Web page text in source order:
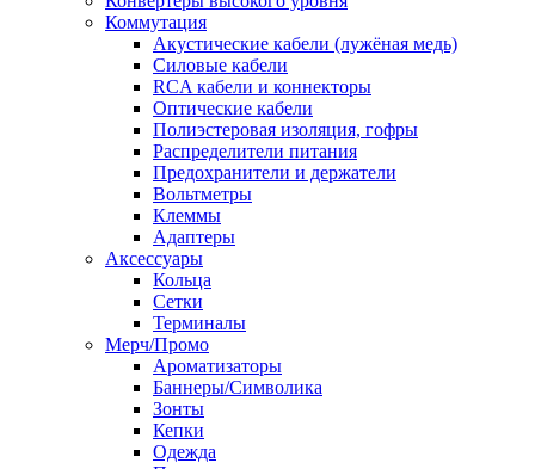
Коммутация
Акустические кабели (лужёная медь)
Силовые кабели
RCA кабели и коннекторы
Оптические кабели
Полиэстеровая изоляция, гофры
Распределители питания
Предохранители и держатели
Вольтметры
Клеммы
Адаптеры
Аксессуары
Кольца
Сетки
Терминалы
Мерч/Промо
Ароматизаторы
Баннеры/Символика
Зонты
Кепки
Одежда